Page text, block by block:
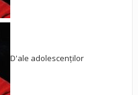
D'ale adolescenților